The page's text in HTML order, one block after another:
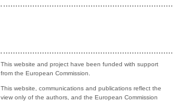
Co-funded by the European Union
This website and project have been funded with support
from the European Commission.
This website, communications and publications reflect the
view only of the authors, and the European Commission